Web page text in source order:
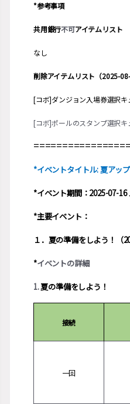
*参考事項
共用銀行不可アイテムリスト
なし
削除アイテムリスト（2025-
[コボ]ダンジョン入場券選択キ
[コボ]ポールのスタンプ選択キ
*イベントタイトル: 夏アッ
*イベント期間：2025-07-
*主要イベント：
１．夏の準備をしよう！（
*イベントの詳細
1.夏の準備をしよう！
接続
一回